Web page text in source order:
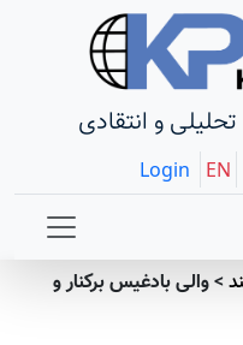
و انتقادی
Login EN
>والی بادغيس برکنار و